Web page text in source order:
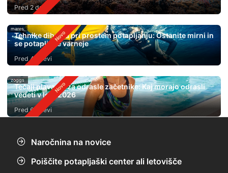
Pred 2 dnevi
mares
Tehnike dihanja pri prostem potapljanju: Ostanite mirni in
se potapljajte varneje
Pred 4 dnevi
zoggs
Tečaji plavanja za odrasle začetnike: Kaj morajo odrasli
vedeti v letu 2026
Pred 6 dnevi
Naročnina na novice
Poiščite potapljaški center ali letovišče